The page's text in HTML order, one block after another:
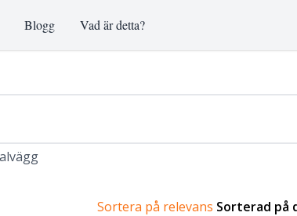
Blogg Vad är detta?
Sortera på relevans Sorterad på